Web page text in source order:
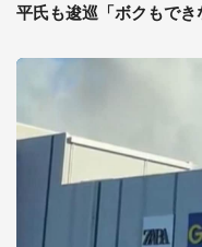
平氏も逡巡「ボクもでき